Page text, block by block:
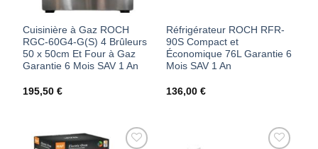
Cuisinière à Gaz ROCH
RGC-60G4-G(S) 4 Brûleurs
50 x 50cm Et Four à Gaz
Garantie 6 Mois SAV 1 An
195,50€
Réfrigérateur ROCH RFR-
90S Compact et
Économique 76L Garantie 6
Mois SAV 1 An
136,00 €